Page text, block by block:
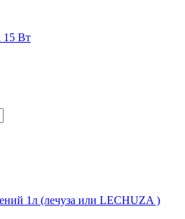
15 Вт
1л (лечуза или LECHUZA )